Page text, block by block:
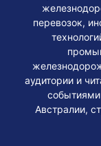
перевозок,
аудитории и
Австралии,